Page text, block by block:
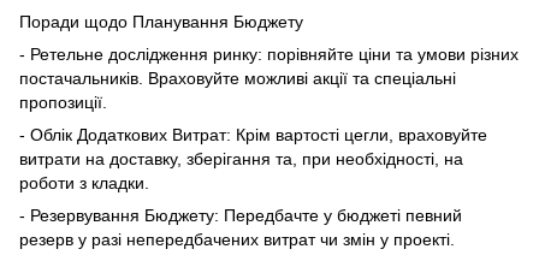
Поради щодо Планування Бюджету
- Ретельне дослідження ринку: порівняйте ціни та умови різних
постачальників. Враховуйте можливі акції та спеціальні
пропозиції.
- Облік Додаткових Витрат: Крім вартості цегли, враховуйте
витрати на доставку, зберігання та, при необхідності, на
роботи з кладки.
- Резервування Бюджету: Передбачте у бюджеті певний
резерв у разі непередбачених витрат чи змін у проекті.